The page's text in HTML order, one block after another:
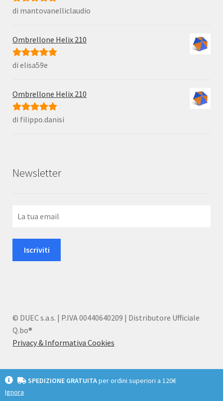
Valutato5su
di mantovanelliclaudio
Ombrellone Helix 210
Valutato5su
di elisa59e
Ombrellone Helix 210
Valutato5 su
di filippo.danisi
Newsletter
© DUEC s.a.s. | P.IVA 00440640209 | Distributore Ufficiale
Q.bo®
Privacy & Informativa Cookies
SPEDIZIONE GRATUITAper ordini superiori a 120€
Ignora